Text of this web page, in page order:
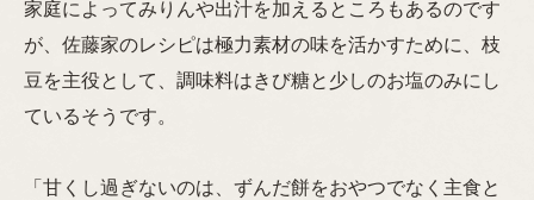
家庭によってみりんや出汁を加えるところもあるのです
が、佐藤家のレシピは極力素材の味を活かすために、枝
豆を主役として、調味料はきび糖と少しのお塩のみにし
ているそうです。
「甘くし過ぎないのは、ずんだ餅をおやつでなく主食と